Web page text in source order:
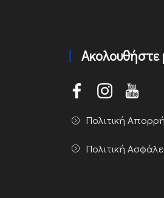
Ακολουθήστε
Πολιτική
Πολιτική